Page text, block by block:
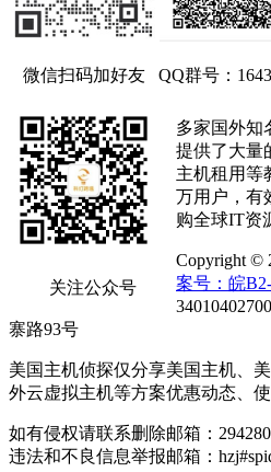
微信扫码加好友 QQ群号：
关注公众号
多家国外知
提供了大量
主机租用等
万用户，有
购全球IT资
Copyright ©
案号：皖
寨路93号
美国主机侦探仅分享美国主机、
外云虚拟主机等方案优惠动态、
如有侵权请联系删除邮箱：
违法和不良信息举报邮箱：